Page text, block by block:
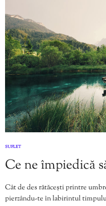
SUFLET
Ce ne împiedică
Cât de des rătăcești printre
pierzându-te în labirintul